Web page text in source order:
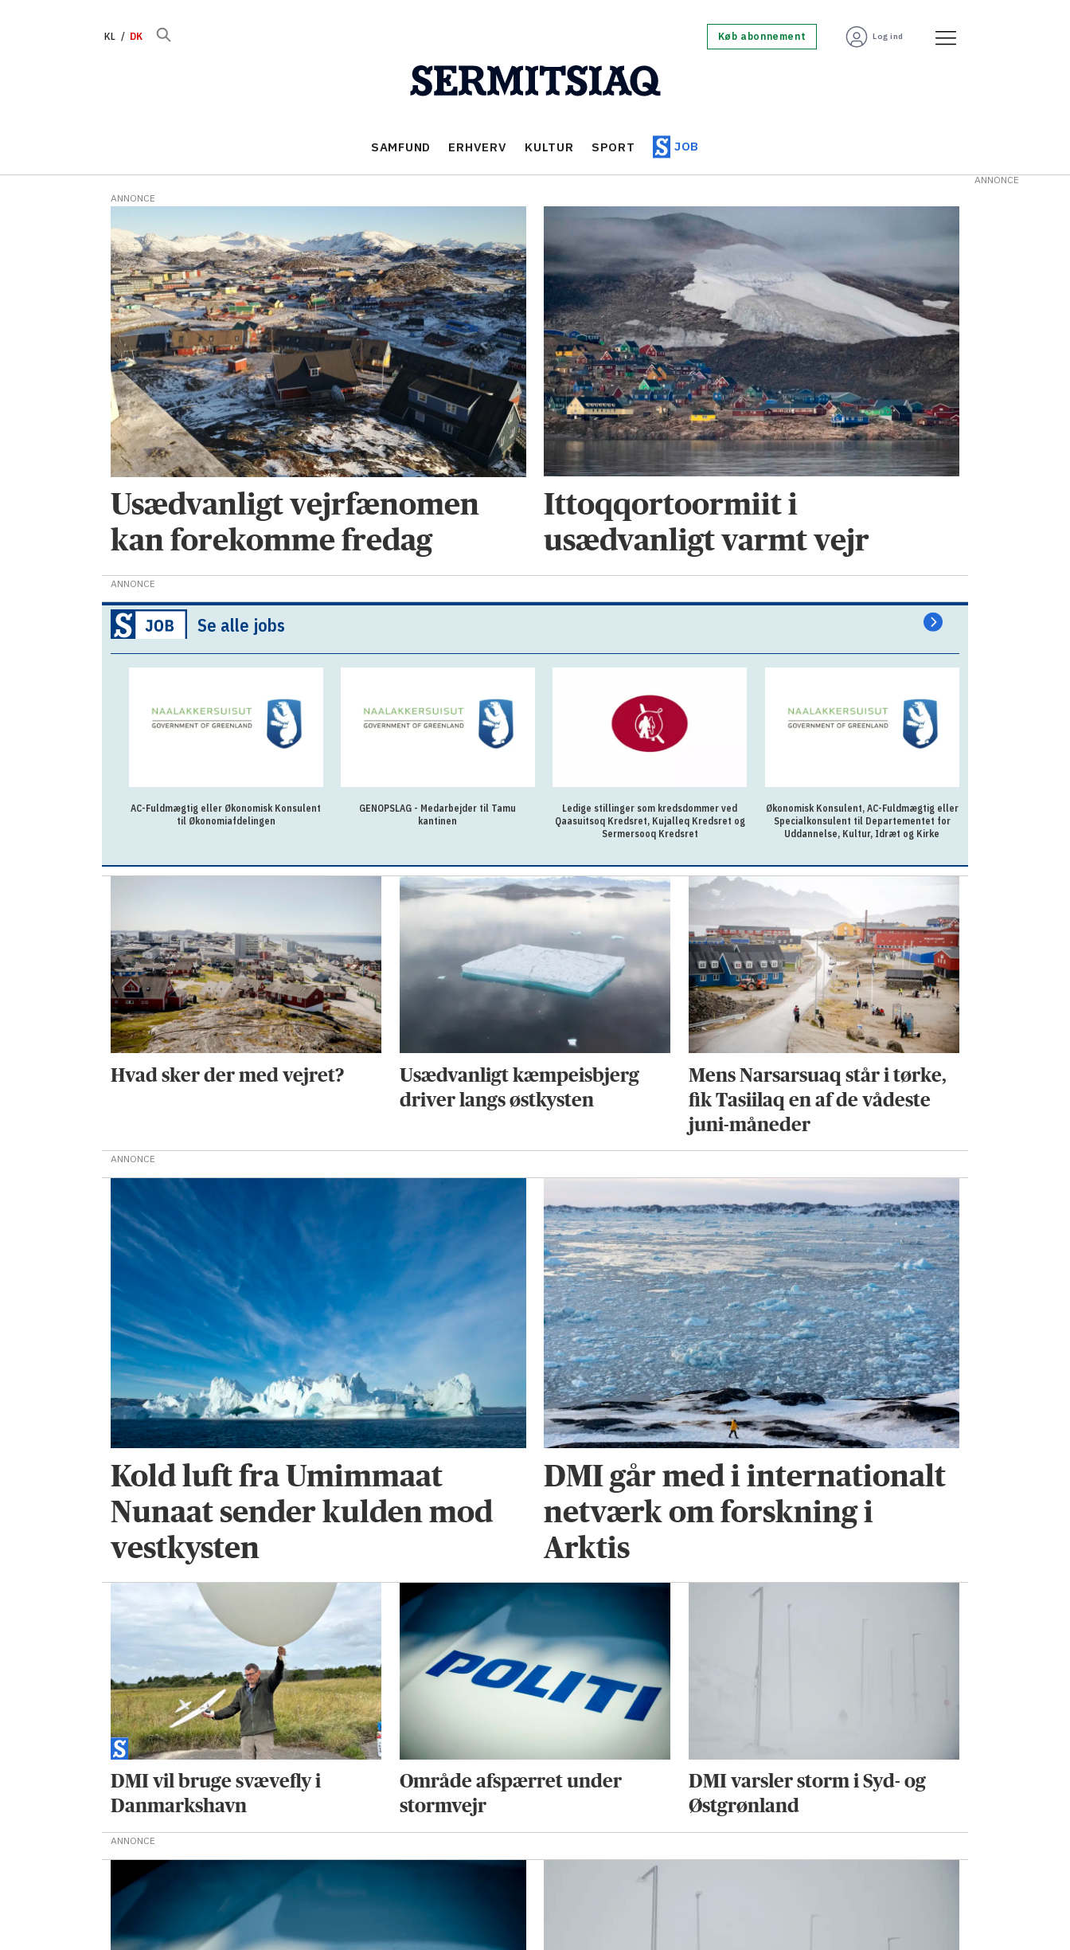
KL DK Køb abonnement Log ind
SAMFUND ERHVERV KULTUR SPORT JOB
ANNONCE
Usædvanligt vejrfænomen
kan forekomme fredag
Ittoqqortoormiit i
usædvanligt varmt vejr
ANNONCE
Se alle jobs
AC-Fuldmægtig eller Økonomisk Konsulent
til Økonomiafdelingen
GENOPSLAG - Medarbejder til Tamu
Ledige stillinger som kredsdommer ved
Qaasuitsoq Kredsret, Kujalleq Kredsret og
Sermersooq Kredsret
Økonomisk Konsulent, AC-Fuldmægtig eller
Specialkonsulent til Departementet for
Uddannelse, Kultur, Idræt og Kirke
AC-fuldmægtig til
Hvad sker der med vejret?
Usædvanligt kæmpeisbjerg
driver langs østkysten
Mens Narsarsuaq står i tørke,
fik Tasiilaq en af de vådeste
juni-måneder
ANNONCE
Kold luft fra Umimmaat
Nunaat sender kulden mod
vestkysten
DMI går med i internationalt
netværk om forskning i
Arktis
DMI vil bruge svævefly i
Danmarkshavn
Område afspærret under
stormvejr
DMI varsler storm i Syd- og
Østgrønland
ANNONCE
ANNONCE